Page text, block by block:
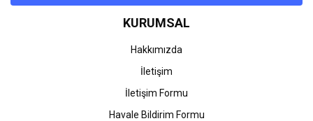
Ürün bilgilerinde hatalar bulunuyor.
Ürün fiyatı diğer sitelerden daha pahalı.
KURUMSAL
Hakkımızda
İletişim
İletişim Formu
Havale Bildirim Formu